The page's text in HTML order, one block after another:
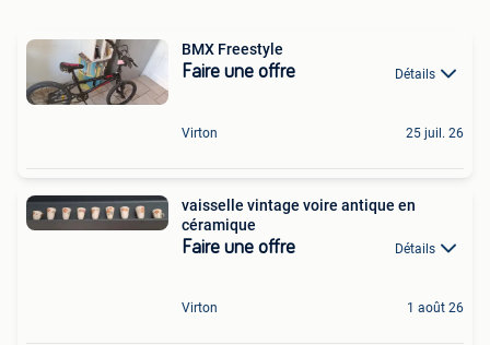
BMX Freestyle
Faire une offre Détails
Virton 25 juil. 26
vaisselle vintage voire antique en
céramique
Faire une offre Détails
Virton 1 août 26